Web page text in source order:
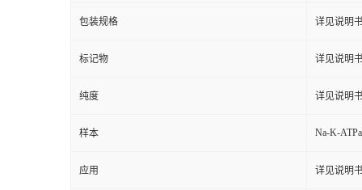
包装规格 详见说明
标记物 详见说明
纯度 详见说明
样本 Na-K-
应用 详见说明